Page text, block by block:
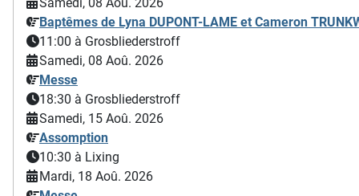
Baptêmes de Lyna DUPONT-LAME et Cameron
11:00 à Grosbliederstroff
Samedi, 08 Aoû. 2026
Messe
18:30 à Grosbliederstroff
Samedi, 15 Aoû. 2026
Assomption
10:30 à Lixing
Mardi, 18 Aoû. 2026